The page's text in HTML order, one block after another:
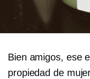
Bien amigos, ese
propiedad de